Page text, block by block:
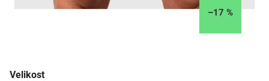
–17 %
Velikost